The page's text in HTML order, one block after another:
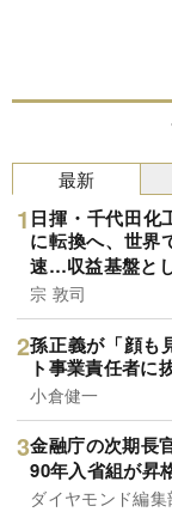
最新
日揮・千代田化
に転換へ、世界
速…収益基盤と
宗 敦司
孫正義が「顔も
ト事業責任者に
小倉健一
金融庁の次期長
90年入省組が昇
ダイヤモンド編